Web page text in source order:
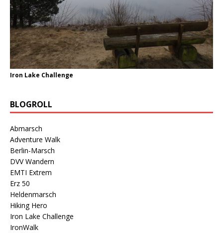
Iron Lake Challenge
BLOGROLL
Abmarsch
Adventure Walk
Berlin-Marsch
DVV Wandern
EMTI Extrem
Erz 50
Heldenmarsch
Hiking Hero
Iron Lake Challenge
IronWalk